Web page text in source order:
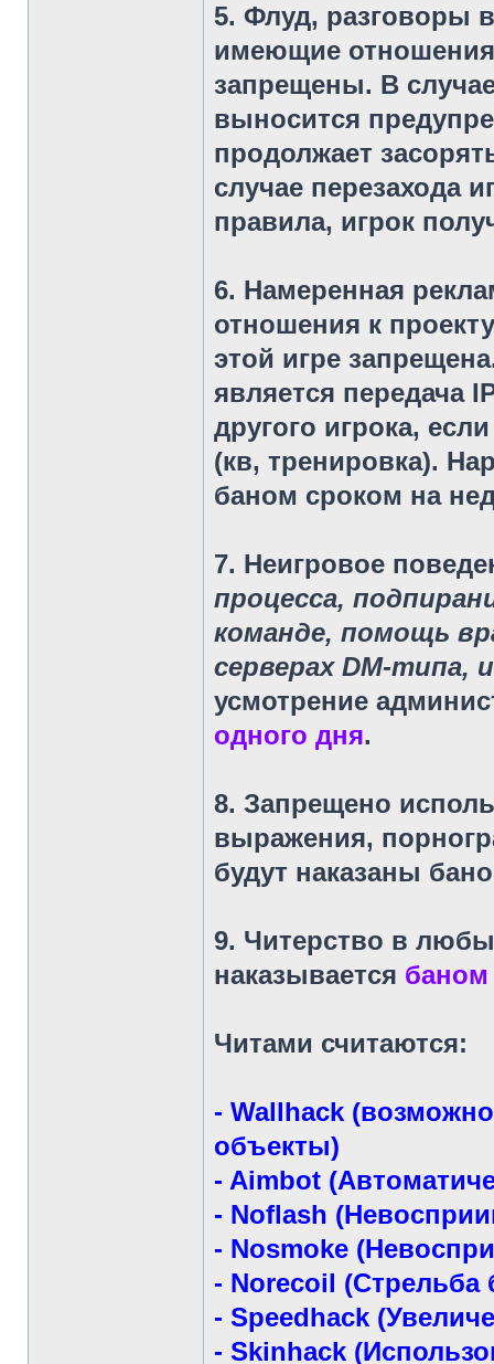
5. Флуд, разговоры
имеющие отношения
запрещены. В
выносится
продолжает
случае перезахода
правила, игрок
6. Намеренная
отношения к
этой игре
является передача
другого игрока,
(кв, тренировка).
баном сроком на
7. Неигровое
процесса,
команде, помощь
серверах DM-типа,
усмотрение
одного дня.
8. Запрещено
выражения,
будут наказаны
9. Читерство в
наказывается баном
Читами считаются:
- Wallhack
объекты)
- Aimbot
- Noflash
- Nosmoke
- Norecoil (Стрельба
- Speedhack
- Skinhack